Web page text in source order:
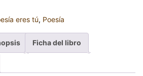
eres tú, Poesía
Ficha del libro